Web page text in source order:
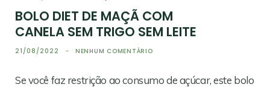
BOLO DIET DE MAÇÃ COM
CANELA SEM TRIGO SEM LEITE
21/08/2022 NENHUM COMENTÁRIO
Se você faz restrição ao consumo de açúcar, este bolo